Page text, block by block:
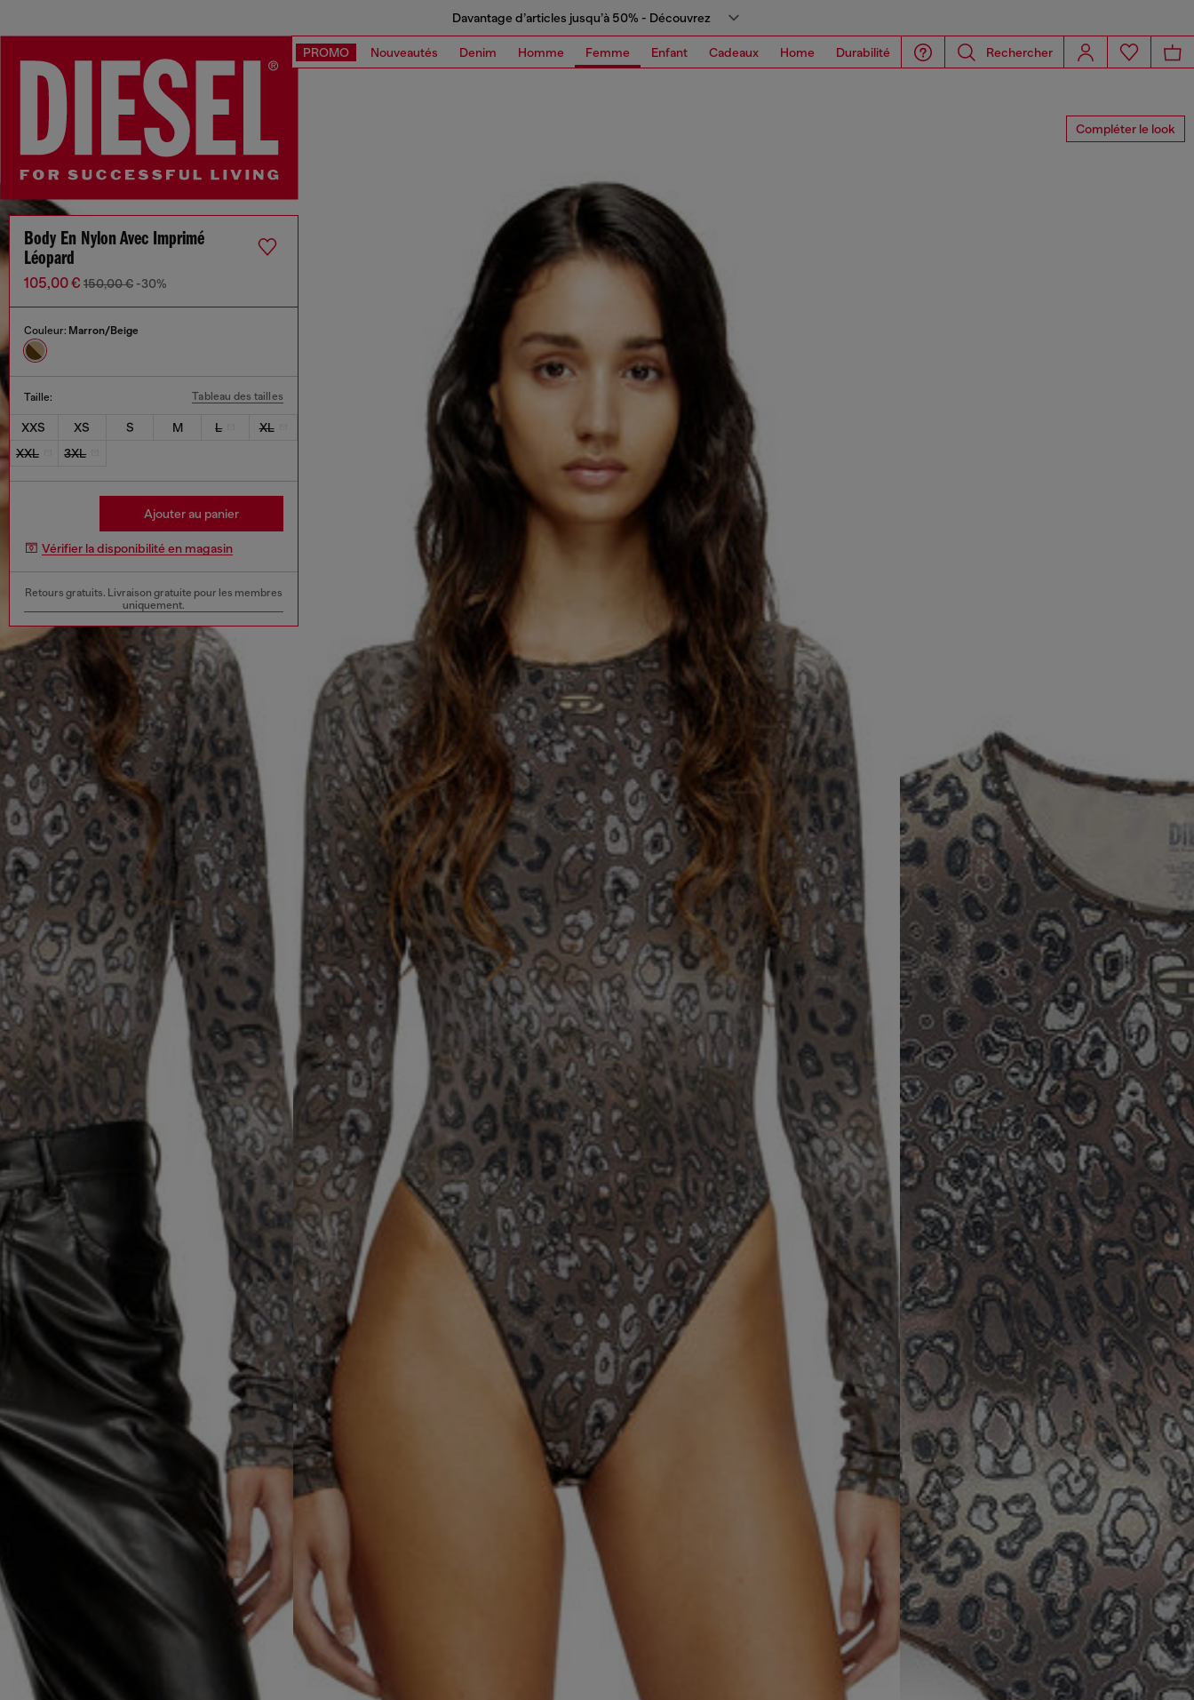
Davantage d’articles jusqu’à 50% - Découvrez
PROMO Nouveautés Denim Homme Femme Enfant Cadeaux Home Durabilité Rechercher
Compléter le look
Body En Nylon Avec Imprimé
Léopard
105,00 € 150,00 € -30%
Couleur: Marron/Beige
Taille: Tableau des tailles
XXS XS S M L
XL
XXL
3XL
Ajouter au panier
Vérifier la disponibilité en magasin
Retours gratuits. Livraison gratuite pour les membres
uniquement.